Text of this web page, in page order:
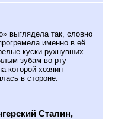
выглядела так, словно
именно в её
куски рухнувших
зубам во рту
которой хозяин
в стороне.
Сталин,